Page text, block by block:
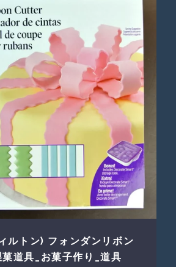
ルトン) フォンダンリボン
道具_お菓子作り_道具